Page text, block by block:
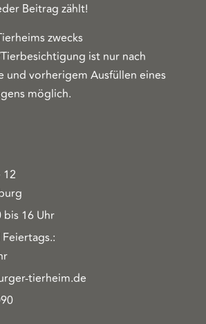
Beitrag zählt!
zwecks
ist nur nach
und vorherigem Ausfüllen eines
möglich.
12
bis 16 Uhr
Feiertags.:
tierheim.de